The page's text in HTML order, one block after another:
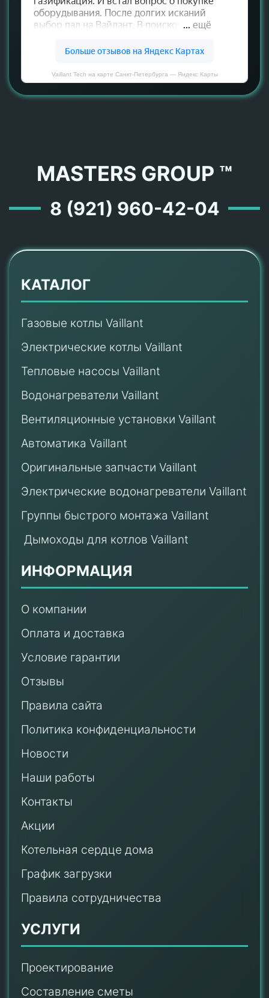
Vaillant Tech на карте Санкт‑Петербурга — Яндекс Карты
MASTERS GROUP ™
8 (921) 960-42-04
КАТАЛОГ
Газовые котлы Vaillant
Электрические котлы Vaillant
Тепловые насосы Vaillant
Водонагреватели Vaillant
Вентиляционные установки Vaillant
Автоматика Vaillant
Оригинальные запчасти Vaillant
Электрические водонагреватели Vaillant
Группы быстрого монтажа Vaillant
Дымоходы для котлов Vaillant
ИНФОРМАЦИЯ
О компании
Оплата и доставка
Условие гарантии
Отзывы
Правила сайта
Политика конфиденциальности
Новости
Наши работы
Контакты
Акции
Котельная сердце дома
График загрузки
Правила сотрудничества
УСЛУГИ
Проектирование
Составление сметы